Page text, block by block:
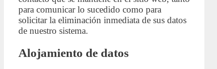
para comunicar lo sucedido como para
solicitar la eliminación inmediata de sus datos
de nuestro sistema.
Alojamiento de datos